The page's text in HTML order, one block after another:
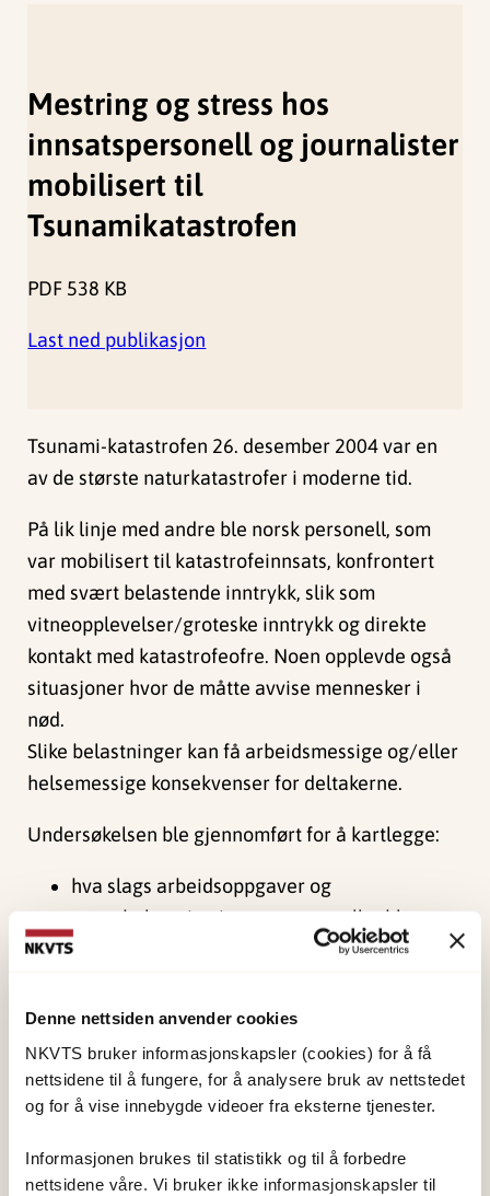
Denne nettsiden anvender cookies
NKVTS bruker informasjonskapsler (cookies) for å få
nettsidene til å fungere, for å analysere bruk av nettstedet
og for å vise innebygde videoer fra eksterne tjenester.
Informasjonen brukes til statistikk og til å forbedre
nettsidene våre. Vi bruker ikke informasjonskapsler til
Mestring og stress hos
innsatspersonell og journalister
mobilisert til
Tsunamikatastrofen
PDF 538 KB
Last ned publikasjon
Tsunami-katastrofen 26. desember 2004 var en
av de største naturkatastrofer i moderne tid.
På lik linje med andre ble norsk personell, som
var mobilisert til katastrofeinnsats, konfrontert
med svært belastende inntrykk, slik som
vitneopplevelser/groteske inntrykk og direkte
kontakt med katastrofeofre. Noen opplevde også
situasjoner hvor de måtte avvise mennesker i
nød.
Slike belastninger kan få arbeidsmessige og/eller
helsemessige konsekvenser for deltakerne.
Undersøkelsen ble gjennomført for å kartlegge:
hva slags arbeidsoppgaver og
stressbelastning innsatspersonellet ble
konfrontert med
utbrenthet
identifisere hvilke faktorer som var viktigst
for å understøtte god mestring av oppdraget.
har mestret utfordringene godt, og at det har
vært en ressurssterk gruppe som deltok i